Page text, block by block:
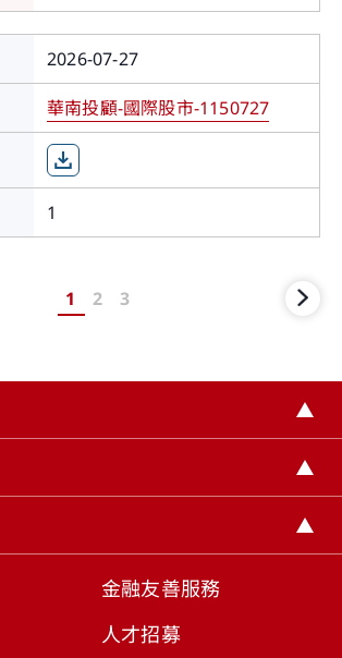
2026-07-27
華南投顧-國際股市-1150727
1
1 2 3
金融友善服務
人才招募